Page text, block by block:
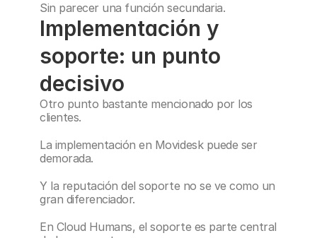
Sin parecer una función secundaria.
Implementación y
soporte: un punto
decisivo
Otro punto bastante mencionado por los
clientes.
La implementación en Movidesk puede ser
demorada.
Y la reputación del soporte no se ve como un
gran diferenciador.
En Cloud Humans, el soporte es parte central